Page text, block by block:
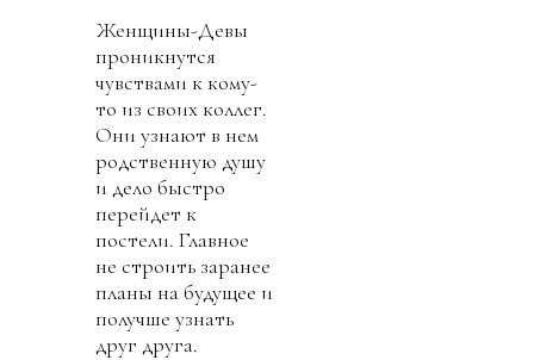
Женщины-Девы
проникнутся
чувствами к кому-
то из своих коллег.
Они узнают в нем
родственную душу
и дело быстро
перейдет к
постели. Главное
не строить заранее
планы на будущее и
получше узнать
друг друга.